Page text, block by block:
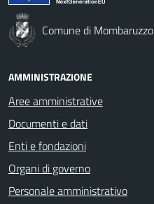
Comune di Mombaruzzo
AMMINISTRAZIONE
Aree amministrative
Documenti e dati
Enti e fondazioni
Organi di governo
Personale amministrativo